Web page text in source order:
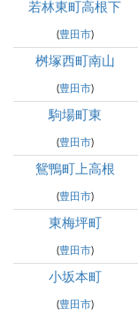
若林東町高根下
(豊田市)
桝塚西町南山
(豊田市)
駒場町東
(豊田市)
鴛鴨町上高根
(豊田市)
東梅坪町
(豊田市)
小坂本町
(豊田市)